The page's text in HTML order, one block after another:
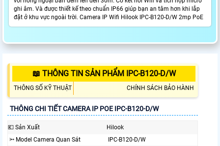
ghi âm. Và được thiết kế theo chuẩn IP66 giúp bạn an tâm hơn khi lắp
đặt ở khu vực ngoài trời. Camera IP Wifi Hilook IPC-B120-D/W 2mp PoE
📖 THÔNG TIN SẢN PHẨM IPC-B120-D/W
THÔNG SỐ KỸ THUẬT CHÍNH SÁCH BẢO HÀNH
THÔNG CHI TIẾT CAMERA IP POE IPC-B120-D/W
💶 Sản Xuất
Hilook
⭃ Model Camera Quan Sát
IPC-B120-D/W